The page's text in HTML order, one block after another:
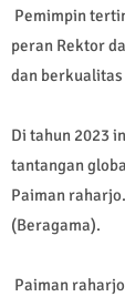
Pemimpin
peran Rektor
dan
Di tahun 2023
tantangan
Paiman
(Beragama).
Paiman